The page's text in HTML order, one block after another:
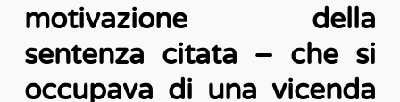
motivazione della
sentenza citata – che si
occupava di una vicenda